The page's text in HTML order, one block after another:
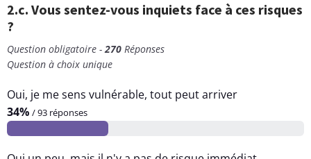
2.c. Vous sentez-vous inquiets face à ces risques
?
Question obligatoire -270 Réponses
Question à choix unique
Oui, je me sens vulnérable, tout peut arriver
34% / 93 réponses